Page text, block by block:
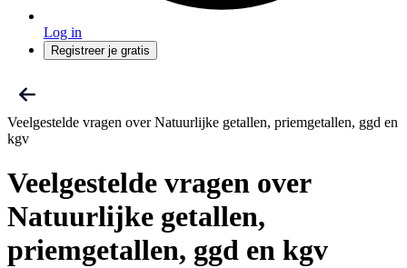
Log in
Registreer je gratis
Veelgestelde vragen over Natuurlijke getallen, priemgetallen, ggd en
kgv
Veelgestelde vragen over
Natuurlijke getallen,
priemgetallen, ggd en kgv